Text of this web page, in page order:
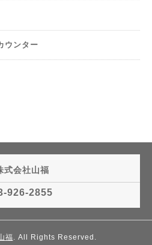
ウンター
式会社山福
926-2855
福. All Rights Reserved.